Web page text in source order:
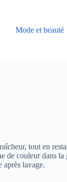
Mode et beauté
tout en
couleur dans
après lavage.